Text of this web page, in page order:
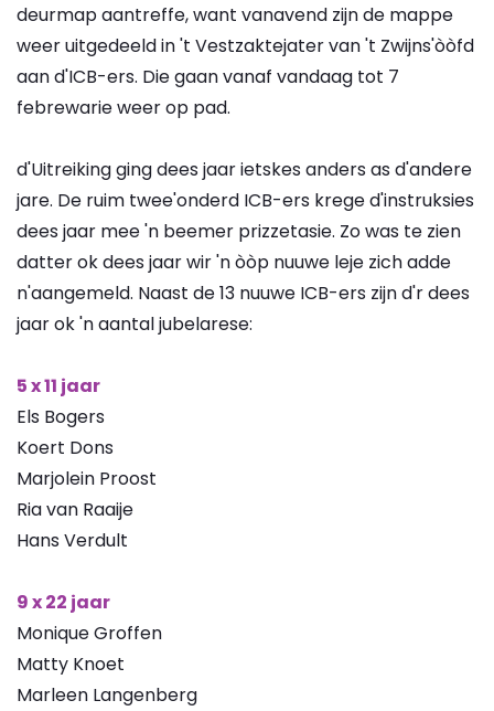
deurmap aantreffe, want vanavend zijn de mappe
weer uitgedeeld in 't Vestzaktejater van 't Zwijns'òòfd
aan d'ICB-ers. Die gaan vanaf vandaag tot 7
febrewarie weer op pad.
d'Uitreiking ging dees jaar ietskes anders as d'andere
jare. De ruim twee'onderd ICB-ers krege d'instruksies
dees jaar mee 'n beemer prizzetasie. Zo was te zien
datter ok dees jaar wir 'n òòp nuuwe leje zich adde
n'aangemeld. Naast de 13 nuuwe ICB-ers zijn d'r dees
jaar ok 'n aantal jubelarese:
5 x 11 jaar
Els Bogers
Koert Dons
Marjolein Proost
Ria van Raaije
Hans Verdult
9 x 22 jaar
Monique Groffen
Matty Knoet
Marleen Langenberg